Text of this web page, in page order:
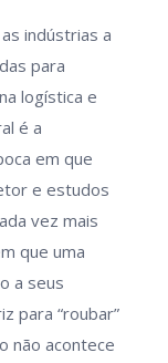
indústrias a
para
logística e
é a
em que
e estudos
vez mais
que uma
a seus
para “roubar”
não acontece